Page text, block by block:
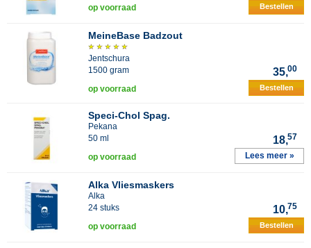
op voorraad Bestellen
MeineBase Badzout
Jentschura
1500 gram
35,00
op voorraad Bestellen
Speci-Chol Spag.
Pekana
50 ml
18,57
op voorraad Lees meer »
Alka Vliesmaskers
Alka
24 stuks
10,75
op voorraad Bestellen